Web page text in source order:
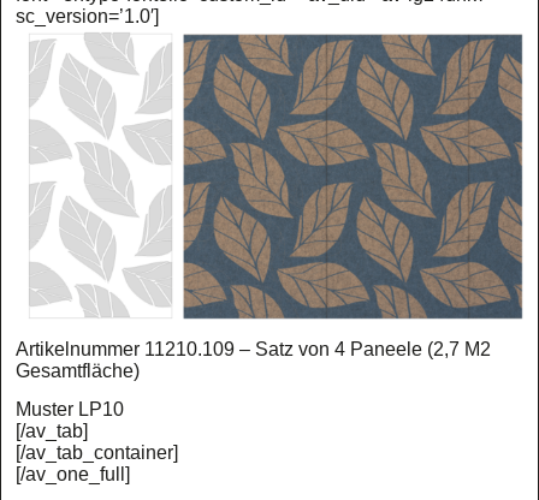
sc_version=’1.0′]
Artikelnummer 11210.109 – Satz von 4 Paneele (2,7 M2
Gesamtfläche)
Muster LP10
[/av_tab]
[/av_tab_container]
[/av_one_full]